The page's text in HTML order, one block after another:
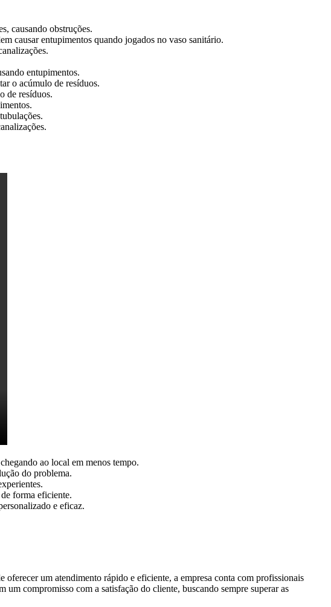
causando obstruções.
causar entupimentos quando jogados no vaso sanitário.
entupimentos.
o acúmulo de resíduos.
de resíduos.
ao local em menos tempo.
do problema.
forma eficiente.
e eficaz.
um atendimento rápido e eficiente, a empresa conta com profissionais
compromisso com a satisfação do cliente, buscando sempre superar as